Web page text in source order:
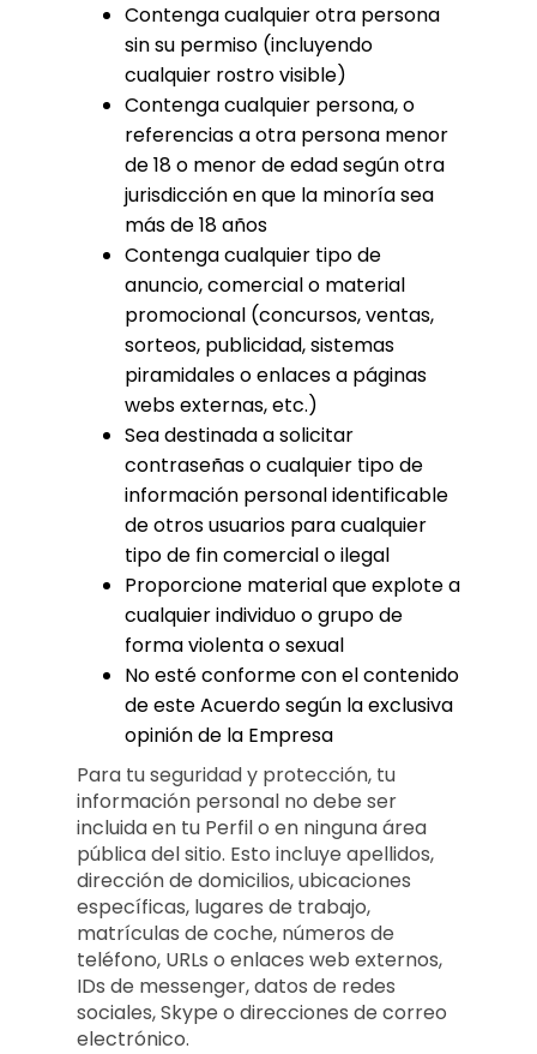
Contenga cualquier otra persona
sin su permiso (incluyendo
cualquier rostro visible)
Contenga cualquier persona, o
referencias a otra persona menor
de 18 o menor de edad según otra
jurisdicción en que la minoría sea
más de 18 años
Contenga cualquier tipo de
anuncio, comercial o material
promocional (concursos, ventas,
sorteos, publicidad, sistemas
piramidales o enlaces a páginas
webs externas, etc.)
Sea destinada a solicitar
contraseñas o cualquier tipo de
información personal identificable
de otros usuarios para cualquier
tipo de fin comercial o ilegal
Proporcione material que explote a
cualquier individuo o grupo de
forma violenta o sexual
No esté conforme con el contenido
de este Acuerdo según la exclusiva
opinión de la Empresa
Para tu seguridad y protección, tu
información personal no debe ser
incluida en tu Perfil o en ninguna área
pública del sitio. Esto incluye apellidos,
dirección de domicilios, ubicaciones
específicas, lugares de trabajo,
matrículas de coche, números de
teléfono, URLs o enlaces web externos,
IDs de messenger, datos de redes
sociales, Skype o direcciones de correo
electrónico.